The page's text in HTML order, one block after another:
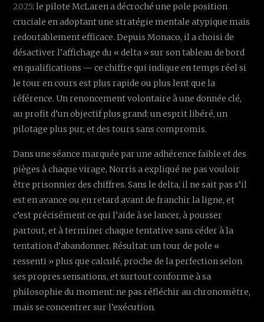
2025: le pilote McLaren a décroché une pole position
cruciale en adoptant une stratégie mentale atypique mais
redoutablement efficace. Depuis Monaco, il a choisi de
désactiver l’affichage du « delta » sur son tableau de bord
en qualifications — ce chiffre qui indique en temps réel si
le tour en cours est plus rapide ou plus lent que la
référence. Un renoncement volontaire à une donnée clé,
au profit d’un objectif plus grand: un esprit libéré, un
pilotage plus pur, et des tours sans compromis.
Dans une séance marquée par une adhérence faible et des
pièges à chaque virage, Norris a expliqué ne pas vouloir
être prisonnier des chiffres. Sans le delta, il ne sait pas s’il
est en avance ou en retard avant de franchir la ligne, et
c’est précisément ce qui l’aide à se lancer, à pousser
partout, et à terminer chaque tentative sans céder à la
tentation d’abandonner. Résultat: un tour de pole «
ressenti » plus que calculé, proche de la perfection selon
ses propres sensations, et surtout conforme à sa
philosophie du moment: ne pas réfléchir au chronomètre,
mais se concentrer sur l’exécution.